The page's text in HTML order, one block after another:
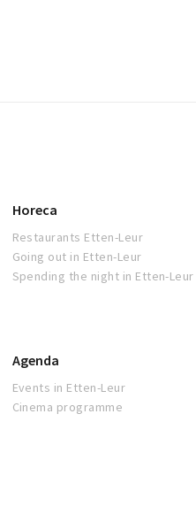
Horeca
Restaurants Etten-Leur
Going out in Etten-Leur
Spending the night in Etten-Leur
Agenda
Events in Etten-Leur
Cinema programme